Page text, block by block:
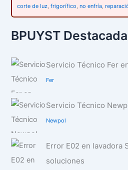
corte de luz ,frigorífico ,no enfría ,
BPUYST Destacada
Servicio Técnico Fer
Fer
Servicio Técnico
Newpol
Error E02 en lavadora
soluciones